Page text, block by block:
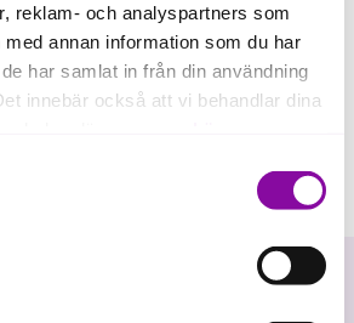
reklam- och analyspartners som
annan information som du har
har samlat in från din användning
innebär också att vi behandlar dina
kommer användning av kakor
enligt ovan, inte att ske,
är nödvändiga för att hemsidan
inställningar.